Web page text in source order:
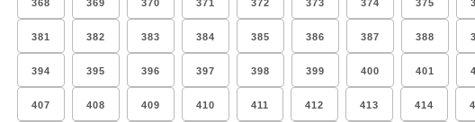
368 369 370 371 372 373 374 375
381 382 383 384 385 386 387 388
394 395 396 397 398 399 400 401
407 408 409 410 411 412 413 414